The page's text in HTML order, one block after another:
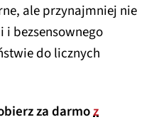
ale przynajmniej nie
bezsensownego
do licznych
za darmoz